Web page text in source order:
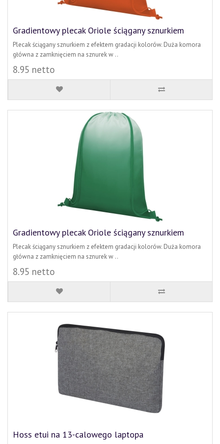
Gradientowy plecak Oriole ściągany sznurkiem
Plecak ściągany sznurkiem z efektem gradacji kolorów. Duża komora
główna z zamknięciem na sznurek w ..
8.95 netto
Gradientowy plecak Oriole ściągany sznurkiem
Plecak ściągany sznurkiem z efektem gradacji kolorów. Duża komora
główna z zamknięciem na sznurek w ..
8.95 netto
Hoss etui na 13-calowego laptopa